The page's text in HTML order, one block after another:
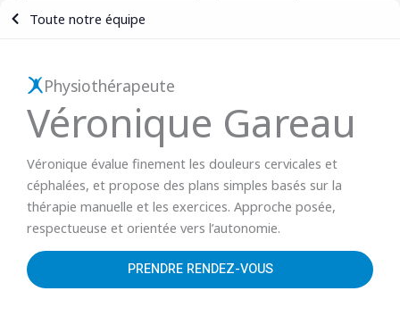
Toute notre équipe
Physiothérapeute
Véronique Gareau
Véronique évalue finement les douleurs cervicales et
céphalées, et propose des plans simples basés sur la
thérapie manuelle et les exercices. Approche posée,
respectueuse et orientée vers l’autonomie.
PRENDRE RENDEZ-VOUS